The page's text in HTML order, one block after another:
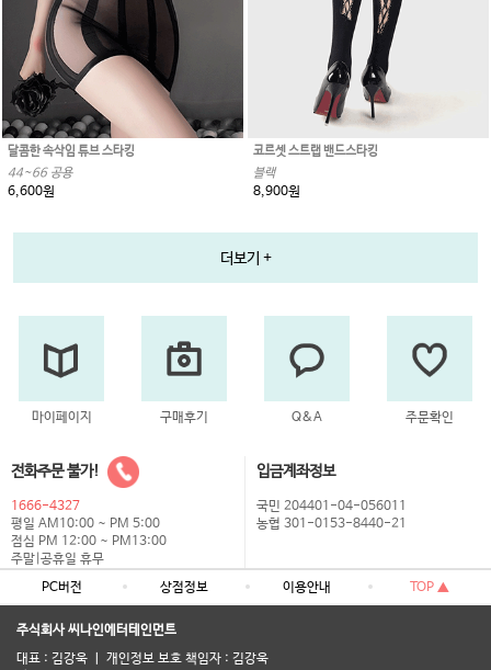
달콤한 속삭임 튜브 스타킹
44~66 공용
6,600원
코르셋 스트랩 밴드스타킹
블랙
8,900원
더보기 +
마이페이지 구매후기 Q&A 주문확인
전화주문 불가!
1666-4327
평일 AM10:00 ~ PM 5:00
점심 PM 12:00 ~ PM13:00
주말|공휴일 휴무
입금계좌정보
국민 204401-04-056011
농협 301-0153-8440-21
PC버전 상점정보 이용안내 TOP ▲
주식회사 씨나인에터테인먼트
대표 : 김강욱 ㅣ 개인정보 보호 책임자 : 김강욱